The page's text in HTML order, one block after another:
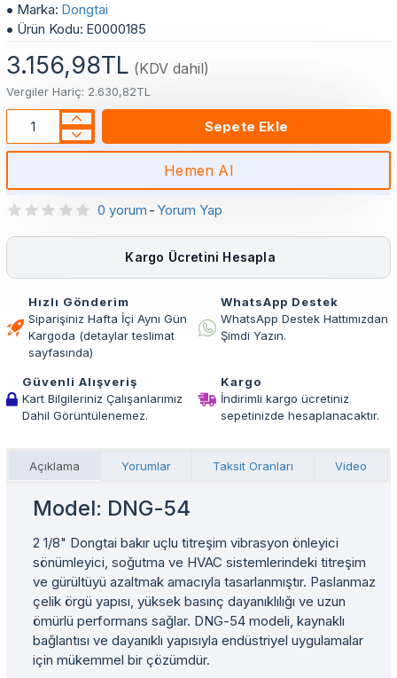
Marka: Dongtai
Ürün Kodu: E0000185
0 yorum - Yorum Yap
3.156,98TL (KDV dahil)
Vergiler Hariç: 2.630,82TL
Sepete Ekle
Hemen Al
Kargo Ücretini Hesapla
Hızlı Gönderim
Siparişiniz Hafta İçi Aynı Gün
Kargoda (detaylar teslimat
sayfasında)
WhatsApp Destek
WhatsApp Destek Hattımızdan
Şimdi Yazın.
Güvenli Alışveriş
Kart Bilgileriniz Çalışanlarımız
Dahil Görüntülenemez.
Kargo
İndirimli kargo ücretiniz
sepetinizde hesaplanacaktır.
Açıklama Yorumlar Taksit Oranları Video
Model: DNG-54
2 1/8" Dongtai bakır uçlu titreşim vibrasyon önleyici
sönümleyici, soğutma ve HVAC sistemlerindeki titreşim
ve gürültüyü azaltmak amacıyla tasarlanmıştır. Paslanmaz
çelik örgü yapısı, yüksek basınç dayanıklılığı ve uzun
ömürlü performans sağlar. DNG-54 modeli, kaynaklı
bağlantısı ve dayanıklı yapısıyla endüstriyel uygulamalar
için mükemmel bir çözümdür.